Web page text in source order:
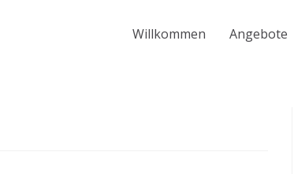
Willkommen Angebote